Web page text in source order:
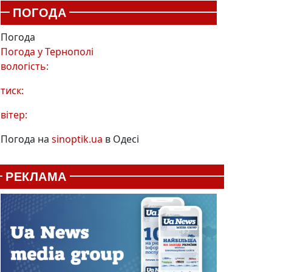
ПОГОДА
Погода
Погода уТернополі
вологість:
тиск:
вітер:
Погода на sinoptik.ua в Одесі
РЕКЛАМА